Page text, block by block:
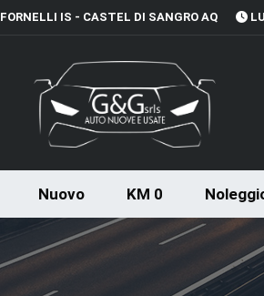
FORNELLI IS - CASTEL DI SANGRO AQ
Nuovo KM 0